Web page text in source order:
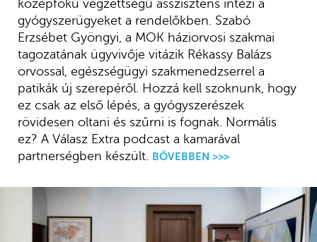
középfokú végzettségű asszisztens intézi a
gyógyszerügyeket a rendelőkben. Szabó
Erzsébet Gyöngyi, a MOK háziorvosi szakmai
tagozatának ügyvivője vitázik Rékassy Balázs
orvossal, egészségügyi szakmenedzserrel a
patikák új szerepéről. Hozzá kell szoknunk, hogy
ez csak az első lépés, a gyógyszerészek
rövidesen oltani és szűrni is fognak. Normális
ez? A Válasz Extra podcast a kamarával
partnerségben készült.
BŐVEBBEN >>>